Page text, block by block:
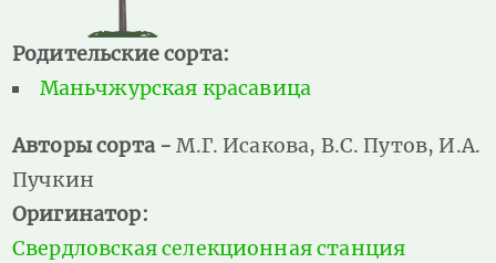
Родительские сорта:
Маньчжурская красавица
Авторы сорта -М.Г. Исакова, В.С. Путов, И.А.
Пучкин
Оригинатор:
Свердловская селекционная станция